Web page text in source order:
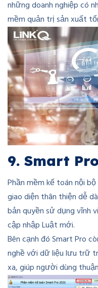
những doanh nghiệp có
mềm quản trị sản xuất
9. Smart
Phần mềm kế toán nội
giao diện thân thiện dễ
bản quyền sử dụng vĩnh
cập nhập Luật mới.
Bên cạnh đó Smart Pro
nghề với dữ liệu lưu trữ
xa, giúp người dùng